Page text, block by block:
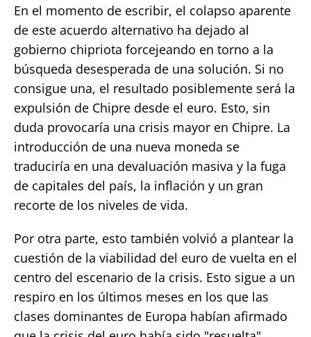
En el momento de escribir, el colapso aparente
de este acuerdo alternativo ha dejado al
gobierno chipriota forcejeando en torno a la
búsqueda desesperada de una solución. Si no
consigue una, el resultado posiblemente será la
expulsión de Chipre desde el euro. Esto, sin
duda provocaría una crisis mayor en Chipre. La
introducción de una nueva moneda se
traduciría en una devaluación masiva y la fuga
de capitales del país, la inflación y un gran
recorte de los niveles de vida.
Por otra parte, esto también volvió a plantear la
cuestión de la viabilidad del euro de vuelta en el
centro del escenario de la crisis. Esto sigue a un
respiro en los últimos meses en los que las
clases dominantes de Europa habían afirmado